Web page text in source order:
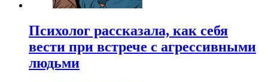
Психолог рассказала, как себя
вести при встрече с агрессивными
людьми